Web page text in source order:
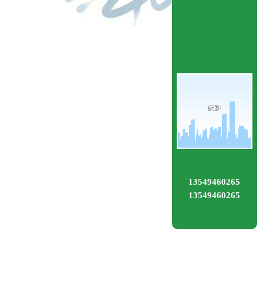
13549460265
13549460265